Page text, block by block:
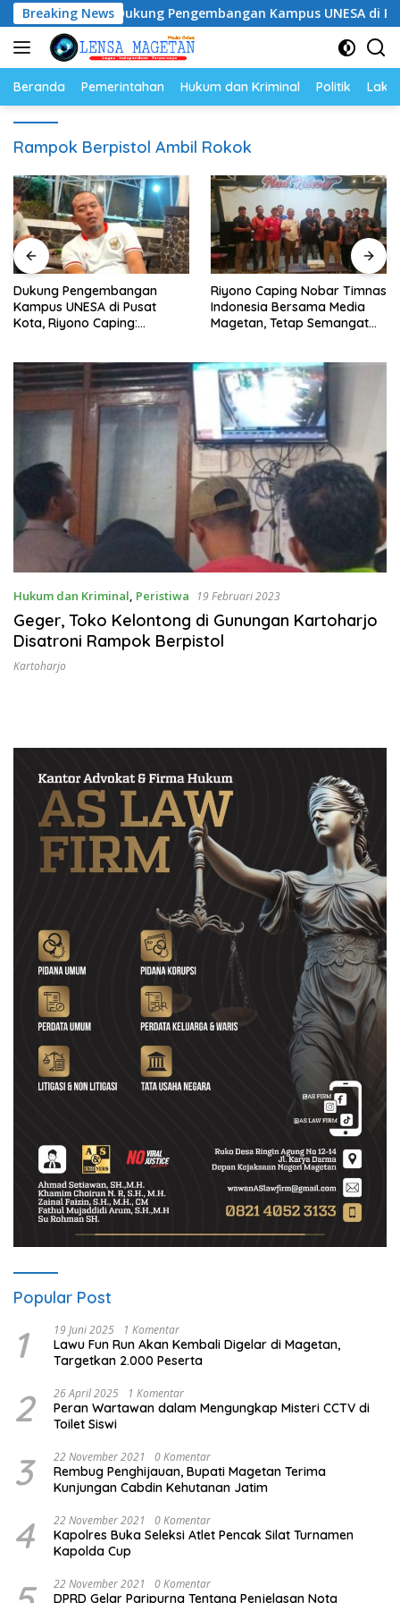
Langsung
ke
konten
Breaking News
Dukung Pengembangan Kampus UNESA di Pusat
Beranda Pemerintahan Hukum dan Kriminal Politik
Rampok Berpistol Ambil Rokok
Dukung Pengembangan
Kampus UNESA di Pusat
Kota, Riyono Caping:
Riyono Caping Nobar Timnas
Indonesia Bersama Media
Magetan, Tetap Semangat
Hukum dan Kriminal, Peristiwa 19 Februari 2023
Geger, Toko Kelontong di Gunungan Kartoharjo
Disatroni Rampok Berpistol
Kartoharjo
Popular Post
1 19 Juni 2025 1 Komentar
Lawu Fun Run Akan Kembali Digelar di Magetan,
Targetkan 2.000 Peserta
2 26 April 2025 1 Komentar
Peran Wartawan dalam Mengungkap Misteri CCTV di
Toilet Siswi
3 22 November 2021 0 Komentar
Rembug Penghijauan, Bupati Magetan Terima
Kunjungan Cabdin Kehutanan Jatim
4 22 November 2021 0 Komentar
Kapolres Buka Seleksi Atlet Pencak Silat Turnamen
Kapolda Cup
22 November 2021 0 Komentar
DPRD Gelar Paripurna Tentang Penjelasan Nota